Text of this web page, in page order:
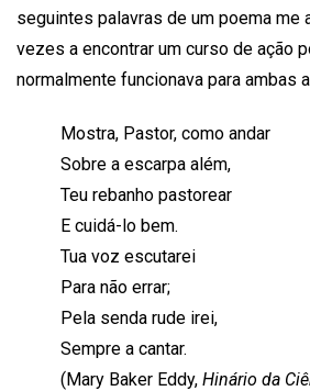
seguintes palavras de um poema me
vezes a encontrar um curso de ação
normalmente funcionava para ambas
Mostra, Pastor, como andar
Sobre a escarpa além,
Teu rebanho pastorear
E cuidá-lo bem.
Tua voz escutarei
Para não errar;
Pela senda rude irei,
Sempre a cantar.
(Mary Baker Eddy, Hinário da